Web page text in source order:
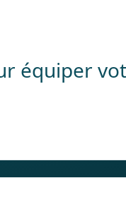
équiper